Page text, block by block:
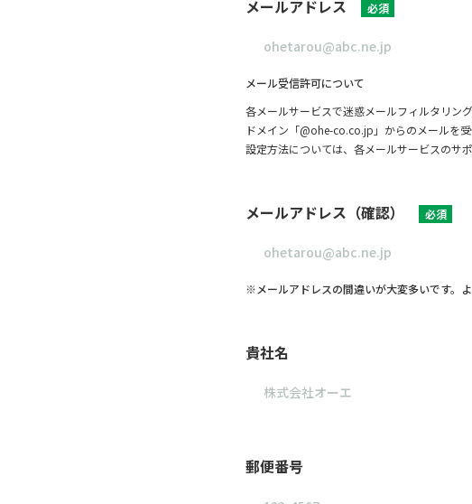
メールアドレス 必須
メール受信許可について
各メールサービスで迷惑メールフィルタリン
ドメイン「@ohe-co.co.jp」からのメールを
設定方法については、各メールサービスのサ
メールアドレス（確認） 必須
※メールアドレスの間違いが大変多いです。よ
貴社名
郵便番号